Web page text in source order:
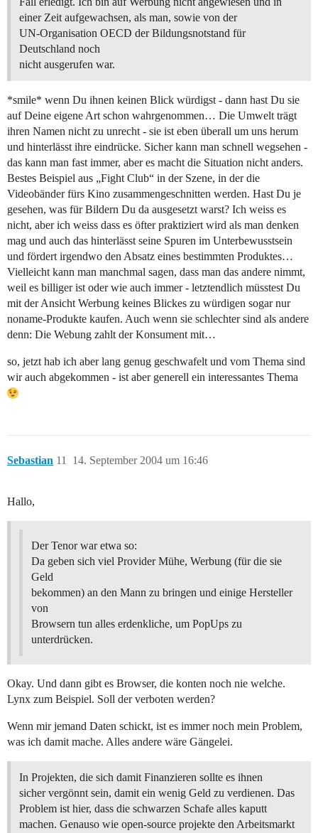
einer Zeit aufgewachsen, als man, sowie von der
UN-Organisation OECD der Bildungsnotstand für
Deutschland noch
nicht ausgerufen war.
*smile* wenn Du ihnen keinen Blick würdigst - dann hast Du sie
auf Deine eigene Art schon wahrgenommen… Die Umwelt trägt
ihren Namen nicht zu unrecht - sie ist eben überall um uns herum
und hinterlässt ihre eindrücke. Sicher kann man schnell wegsehen -
das kann man fast immer, aber es macht die Situation nicht anders.
Bestes Beispiel aus „Fight Club“ in der Szene, in der die
Videobänder fürs Kino zusammengeschnitten werden. Hast Du je
gesehen, was für Bildern Du da ausgesetzt warst? Ich weiss es
nicht, aber ich weiss dass es öfter praktiziert wird als man denken
mag und auch das hinterlässt seine Spuren im Unterbewusstsein
und fördert irgendwo den Absatz eines bestimmten Produktes…
Vielleicht kann man manchmal sagen, dass man das andere nimmt,
weil es billiger ist oder wie auch immer - letztendlich müsstest Du
mit der Ansicht Werbung keines Blickes zu würdigen sogar nur
noname-Produkte kaufen. Auch wenn sie schlechter sind als andere
denn: Die Webung zahlt der Konsument mit…
so, jetzt hab ich aber lang genug geschwafelt und vom Thema sind
wir auch abgekommen - ist aber generell ein interessantes Thema
Sebastian 14. September 2004 um 16:46
11
Hallo,
Der Tenor war etwa so:
Da geben sich viel Provider Mühe, Werbung (für die sie
Geld
bekommen) an den Mann zu bringen und einige Hersteller
von
Browsern tun alles erdenkliche, um PopUps zu
unterdrücken.
Okay. Und dann gibt es Browser, die konten noch nie welche.
Lynx zum Beispiel. Soll der verboten werden?
Wenn mir jemand Daten schickt, ist es immer noch mein Problem,
was ich damit mache. Alles andere wäre Gängelei.
In Projekten, die sich damit Finanzieren sollte es ihnen
sicher vergönnt sein, damit ein wenig Geld zu verdienen. Das
Problem ist hier, dass die schwarzen Schafe alles kaputt
machen. Genauso wie open-source projekte den Arbeitsmarkt